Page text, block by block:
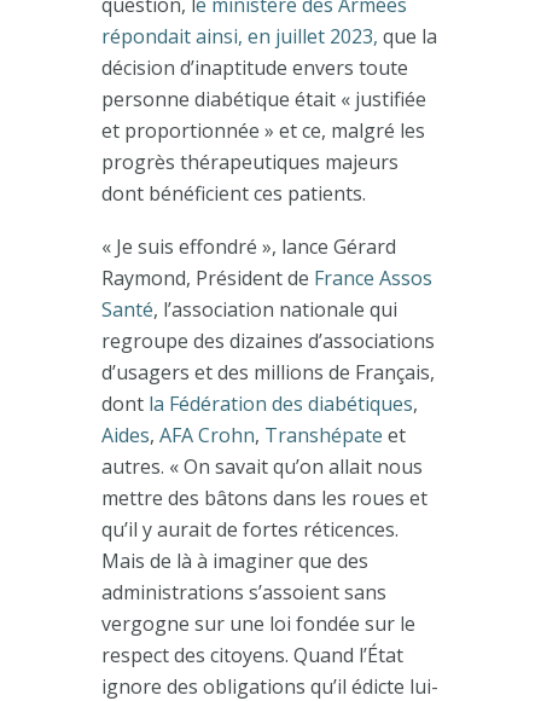
répondait ainsi, en juillet 2023, que la
décision d’inaptitude envers toute
personne diabétique était « justifiée
et proportionnée » et ce, malgré les
progrès thérapeutiques majeurs
dont bénéficient ces patients.
« Je suis effondré », lance Gérard
Raymond, Président de France Assos
Santé, l’association nationale qui
regroupe des dizaines d’associations
d’usagers et des millions de Français,
dont la Fédération des diabétiques,
Aides, AFA Crohn, Transhépate et
autres. « On savait qu’on allait nous
mettre des bâtons dans les roues et
qu’il y aurait de fortes réticences.
Mais de là à imaginer que des
administrations s’assoient sans
vergogne sur une loi fondée sur le
respect des citoyens. Quand l’État
ignore des obligations qu’il édicte lui-